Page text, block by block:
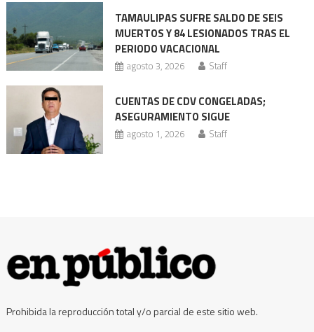
los
2
TAMAULIPAS SUFRE SALDO DE SEIS
MUERTOS Y 84 LESIONADOS TRAS EL
PERIODO VACACIONAL
agosto 3, 2026 Staff
CUENTAS DE CDV CONGELADAS;
ASEGURAMIENTO SIGUE
agosto 1, 2026 Staff
Prohibida la reproducción total y/o parcial de este sitio web.